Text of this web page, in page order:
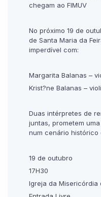
chegam ao FIMUV
No próximo 19 de
de Santa Maria da
imperdível com:
Margarita Balanas –
Krist?ne Balanas –
Duas intérpretes de
juntas, prometem
num cenário histórico
19 de outubro
17H30
Igreja da Misericórdia